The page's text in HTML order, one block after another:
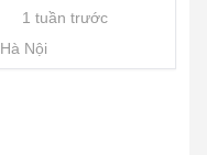
1 tuần trước
Hà Nội